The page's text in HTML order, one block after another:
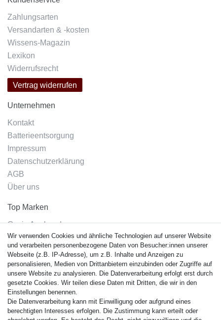
Zahlungsarten
Versandarten & -kosten
Wissens-Magazin
Lexikon
Widerrufsrecht
Vertrag widerrufen
Unternehmen
Kontakt
Batterieentsorgung
Impressum
Datenschutzerklärung
AGB
Über uns
Top Marken
Casio Armband
Festina Armband
Citizen Armband
M. Lacroix Armband
J. Lemans Armband
Uhrenarmbänder - Alle
Sicherheit
Wir verwenden Cookies und ähnliche Technologien auf unserer Website
und verarbeiten personenbezogene Daten von Besucher:innen unserer
Webseite (z.B. IP-Adresse), um z.B. Inhalte und Anzeigen zu
personalisieren, Medien von Drittanbietern einzubinden oder Zugriffe auf
unsere Website zu analysieren. Die Datenverarbeitung erfolgt erst durch
gesetzte Cookies. Wir teilen diese Daten mit Dritten, die wir in den
Einstellungen benennen.
Die Datenverarbeitung kann mit Einwilligung oder aufgrund eines
berechtigten Interesses erfolgen. Die Zustimmung kann erteilt oder